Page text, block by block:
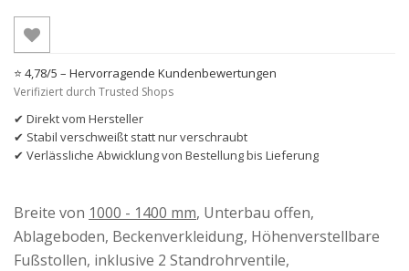
⭐ 4,78/5 – Hervorragende Kundenbewertungen
Verifiziert durch Trusted Shops
✔ Direkt vom Hersteller
✔ Stabil verschweißt statt nur verschraubt
✔ Verlässliche Abwicklung von Bestellung bis Lieferung
Breite von 1000 - 1400 mm, Unterbau offen,
Ablageboden, Beckenverkleidung, Höhenverstellbare
Fußstollen, inklusive 2 Standrohrventile,